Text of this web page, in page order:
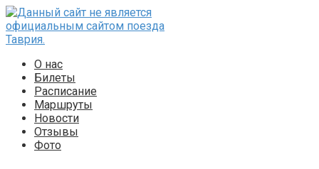
Перейти
к
контенту
О нас
Билеты
Расписание
Маршруты
Новости
Отзывы
Фото